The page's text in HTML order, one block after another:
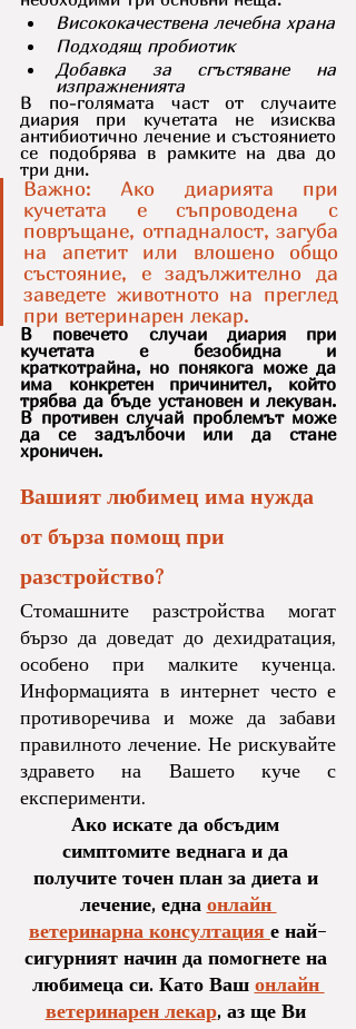
Висококачествена лечебна храна
Подходящ пробиотик
Добавка за сгъстяване на
изпражненията
В по-голямата част от случаите
диария при кучетата не изисква
антибиотично лечение и състоянието
се подобрява в рамките на два до
три дни.
Важно: Ако диарията при
кучетата е съпроводена с
повръщане, отпадналост, загуба
на апетит или влошено общо
състояние, е задължително да
заведете животното на преглед
при ветеринарен лекар.
В повечето случаи диария при
кучетата е безобидна и
краткотрайна, но понякога може да
има конкретен причинител, който
трябва да бъде установен и лекуван.
В противен случай проблемът може
да се задълбочи или да стане
хроничен.
Вашият любимец има нужда
от бърза помощ при
разстройство?
Стомашните разстройства могат
бързо да доведат до дехидратация,
особено при малките кученца.
Информацията в интернет често е
противоречива и може да забави
правилното лечение. Не рискувайте
здравето на Вашето куче с
експерименти.
Ако искате да обсъдим
симптомите веднага и да
получите точен план за диета и
лечение, една онлайн
ветеринарна консултация е най-
сигурният начин да помогнете на
любимеца си. Като Ваш онлайн
ветеринарен лекар, аз ще Ви